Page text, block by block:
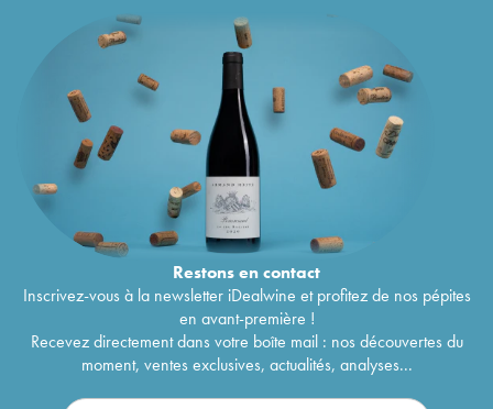
Restons encontact
Inscrivez-vous à la newsletter iDealwine et profitez de nos pépites
en avant-première !
Recevez directement dans votre boîte mail : nos découvertes du
moment, ventes exclusives, actualités, analyses...